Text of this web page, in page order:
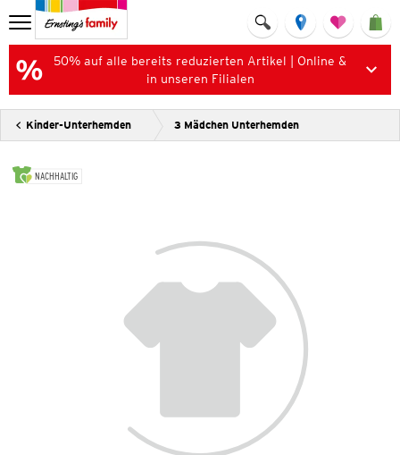
50% auf alle bereits reduzierten Artikel | Online &
in unseren Filialen
Kinder-Unterhemden 3 Mädchen Unterhemden
NACHHALTIG